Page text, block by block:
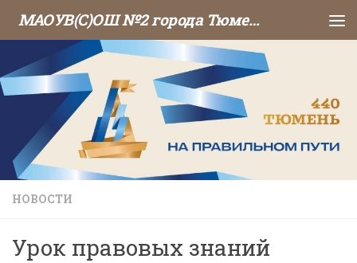
Перейти к содержимому МАОУВ(С)ОШ №2 города Тюмени
НОВОСТИ
Урок правовых знаний